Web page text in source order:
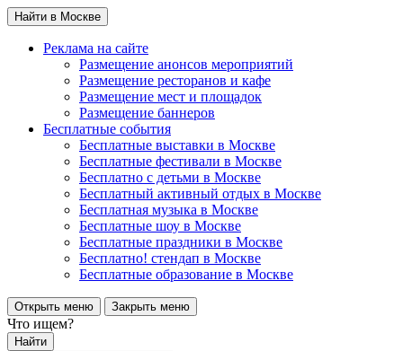
Найти в Москве
Реклама на сайте
Размещение анонсов мероприятий
Размещение ресторанов и кафе
Размещение мест и площадок
Размещение баннеров
Бесплатные события
Бесплатные выставки в Москве
Бесплатные фестивали в Москве
Бесплатно с детьми в Москве
Бесплатный активный отдых в Москве
Бесплатная музыка в Москве
Бесплатные шоу в Москве
Бесплатные праздники в Москве
Бесплатно! стендап в Москве
Бесплатные образование в Москве
Открыть меню Закрыть меню
Что ищем?
Найти